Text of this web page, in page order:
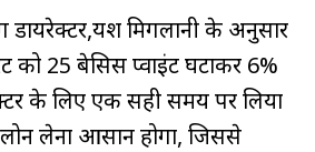
डायरेक्टर,यश मिगलानी के अनुसार
को 25 बेसिस प्वाइंट घटाकर 6%
के लिए एक सही समय पर लिया
लेना आसान होगा, जिससे